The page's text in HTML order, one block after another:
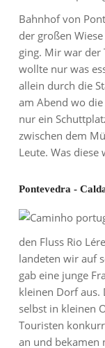
Bahnhof von
der großen
ging. Mir war der
wollte nur was
allein durch die
am Abend wo
nur ein
zwischen dem
Leute. Was diese
Pontevedra -
den Fluss Rio
landeten wir auf
gab eine junge
kleinen Dorf aus.
selbst in kleinen
Touristen
an und bekamen